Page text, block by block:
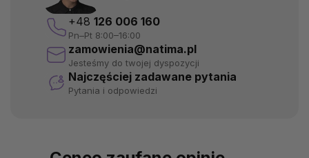
+48 126 006 160
Pn–Pt 8:00–16:00
zamowienia@natima.pl
Jesteśmy do twojej dyspozycji
Najczęściej zadawane pytania
Pytania i odpowiedzi